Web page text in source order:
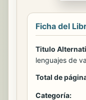
Ficha del
Titulo
lenguajes de
Total de
Categoría: